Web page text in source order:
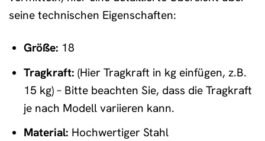
seine technischen Eigenschaften:
Größe: 18
Tragkraft: (Hier Tragkraft in kg einfügen, z.B.
15 kg) – Bitte beachten Sie, dass die Tragkraft
je nach Modell variieren kann.
Material: Hochwertiger Stahl